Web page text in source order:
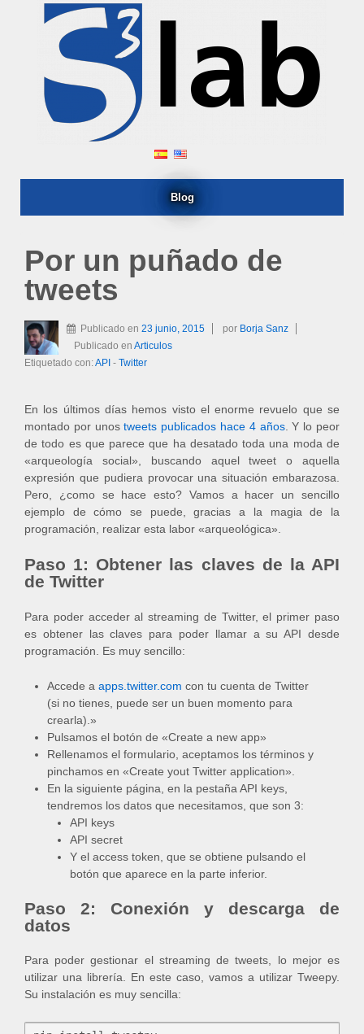
Blog
Por un puñado de
tweets
Publicado en 23 junio, 2015 por Borja Sanz
Publicado en Articulos
Etiquetado con:API - Twitter
En los últimos días hemos visto el enorme revuelo que se
montado por unostweets publicados hace 4 años. Y lo peor
de todo es que parece que ha desatado toda una moda de
«arqueología social», buscando aquel tweet o aquella
expresión que pudiera provocar una situación embarazosa.
Pero, ¿como se hace esto? Vamos a hacer un sencillo
ejemplo de cómo se puede, gracias a la magia de la
programación, realizar esta labor «arqueológica».
Paso 1: Obtener las claves de la API
de Twitter
Para poder acceder al streaming de Twitter, el primer paso
es obtener las claves para poder llamar a su API desde
programación. Es muy sencillo:
Accede a apps.twitter.com con tu cuenta de Twitter
(si no tienes, puede ser un buen momento para
crearla).»
Pulsamos el botón de «Create a new app»
Rellenamos el formulario, aceptamos los términos y
pinchamos en «Create yout Twitter application».
En la siguiente página, en la pestaña API keys,
tendremos los datos que necesitamos, que son 3:
API keys
API secret
Y el access token, que se obtiene pulsando el
botón que aparece en la parte inferior.
Paso 2: Conexión y descarga de
datos
Para poder gestionar el streaming de tweets, lo mejor es
utilizar una librería. En este caso, vamos a utilizar Tweepy.
Su instalación es muy sencilla: